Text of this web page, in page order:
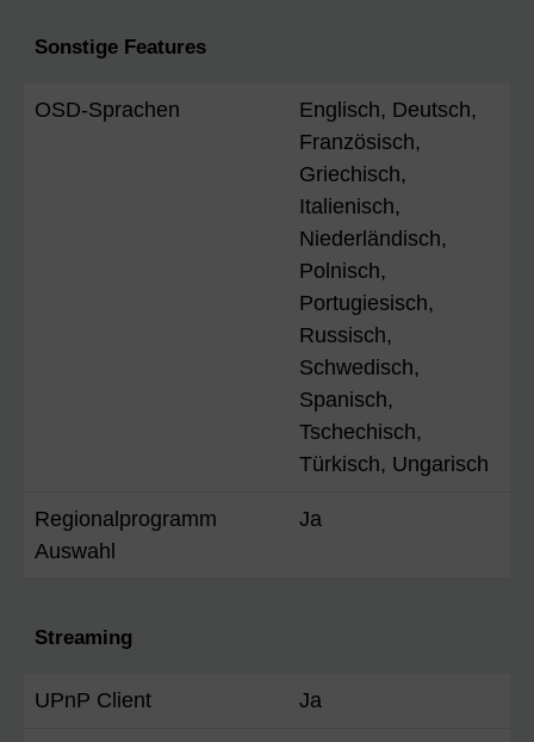
Sonstige Features
OSD-Sprachen
Englisch, Deutsch,
Französisch,
Griechisch,
Italienisch,
Niederländisch,
Polnisch,
Portugiesisch,
Russisch,
Schwedisch,
Spanisch,
Tschechisch,
Türkisch, Ungarisch
Regionalprogramm
Auswahl
Ja
Streaming
UPnP Client Ja